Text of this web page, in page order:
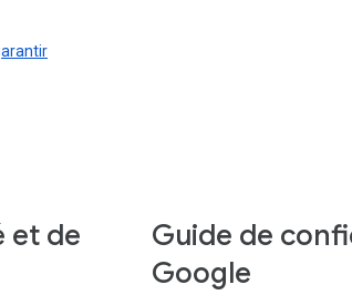
et de
Guide de
Google